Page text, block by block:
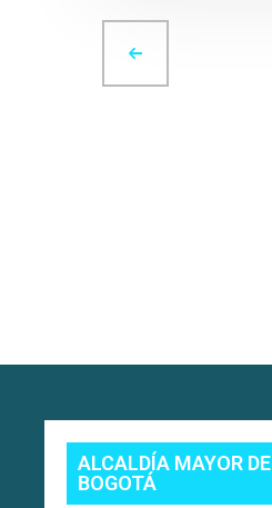
ALCALDÍA MAYOR DE
BOGOTÁ